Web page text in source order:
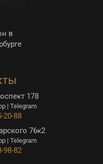
в
178
| Telegram
20-88
76к2
| Telegram
98-82